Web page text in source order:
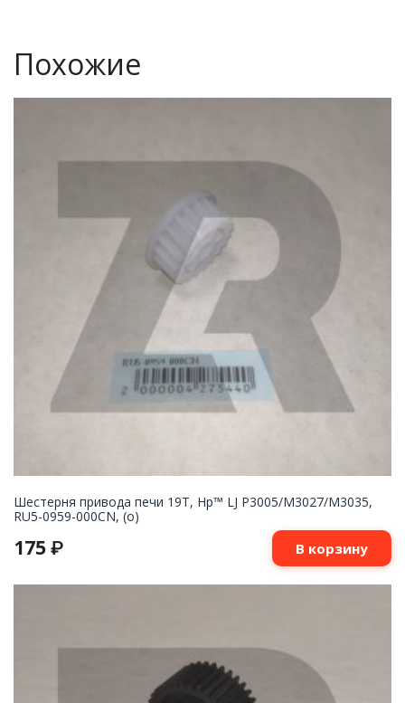
Похожие
Шестерня привода печи 19T, Hp™ LJ P3005/M3027/M3035,
RU5-0959-000CN, (о)
175 ₽ В корзину